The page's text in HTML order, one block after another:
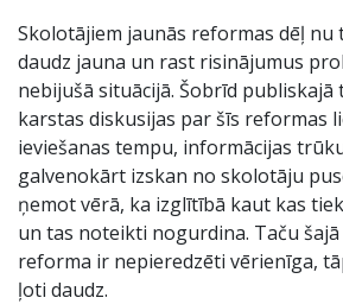
Skolotājiem jaunās reformas dēļ nu
daudz jauna un rast risinājumus
nebijušā situācijā. Šobrīd publiskajā
karstas diskusijas par šīs reformas
ieviešanas tempu, informācijas
galvenokārt izskan no skolotāju
ņemot vērā, ka izglītībā kaut kas
un tas noteikti nogurdina. Taču
reforma ir nepieredzēti vērienīga,
ļoti daudz.